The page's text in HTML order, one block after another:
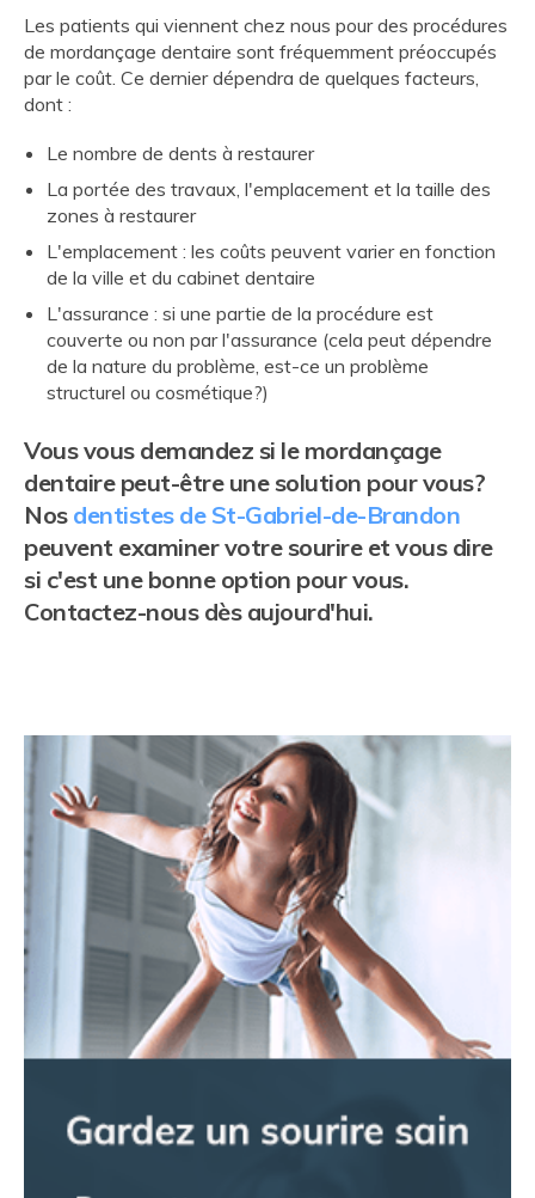
Les patients qui viennent chez nous pour des procédures
de mordançage dentaire sont fréquemment préoccupés
par le coût. Ce dernier dépendra de quelques facteurs,
dont :
Le nombre de dents à restaurer
La portée des travaux, l'emplacement et la taille des
zones à restaurer
L'emplacement : les coûts peuvent varier en fonction
de la ville et du cabinet dentaire
L'assurance : si une partie de la procédure est
couverte ou non par l'assurance (cela peut dépendre
de la nature du problème, est-ce un problème
structurel ou cosmétique?)
Vous vous demandez si le mordançage
dentaire peut-être une solution pour vous?
Nos dentistes de St-Gabriel-de-Brandon
peuvent examiner votre sourire et vous dire
si c'est une bonne option pour vous.
Contactez-nous dès aujourd'hui.